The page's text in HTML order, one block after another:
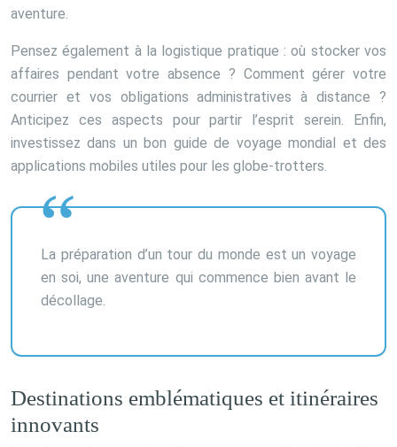
aventure.
Pensez également à la logistique pratique : où stocker vos
affaires pendant votre absence ? Comment gérer votre
courrier et vos obligations administratives à distance ?
Anticipez ces aspects pour partir l’esprit serein. Enfin,
investissez dans un bon guide de voyage mondial et des
applications mobiles utiles pour les globe-trotters.
La préparation d’un tour du monde est un voyage
en soi, une aventure qui commence bien avant le
décollage.
Destinations emblématiques et itinéraires
innovants